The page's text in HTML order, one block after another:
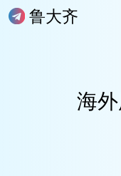
鲁大齐
海